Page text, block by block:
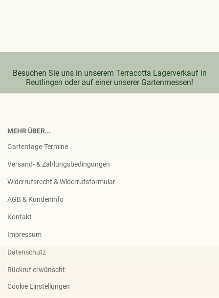
Besuchen Sie uns in unserem Terracotta Lagerverkauf in
Reutlingen oder auf einer unserer Gartenmessen!
MEHR ÜBER...
Gartentage-Termine
Versand- & Zahlungsbedingungen
Widerrufsrecht & Widerrufsformular
AGB & Kundeninfo
Kontakt
Impressum
Datenschutz
Rückruf erwünscht
Cookie Einstellungen